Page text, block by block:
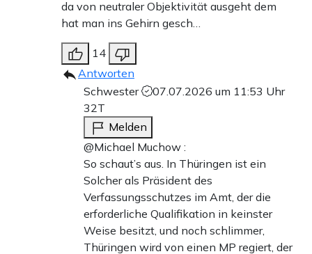
da von neutraler Objektivität ausgeht dem
hat man ins Gehirn gesch…
14
Antworten
Schwester
07.07.2026 um 11:53 Uhr
32T
Melden
@Michael Muchow :
So schaut’s aus. In Thüringen ist ein
Solcher als Präsident des
Verfassungsschutzes im Amt, der die
erforderliche Qualifikation in keinster
Weise besitzt, und noch schlimmer,
Thüringen wird von einen MP regiert, der